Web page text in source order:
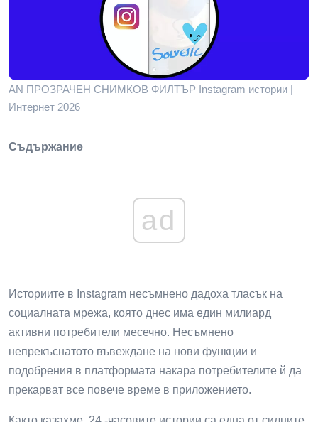
AN ПРОЗРАЧЕН СНИМКОВ ФИЛТЪР Instagram истории |
Интернет 2026
Съдържание
ad
Историите в Instagram несъмнено дадоха тласък на
социалната мрежа, която днес има един милиард
активни потребители месечно. Несъмнено
непрекъснатото въвеждане на нови функции и
подобрения в платформата накара потребителите й да
прекарват все повече време в приложението.